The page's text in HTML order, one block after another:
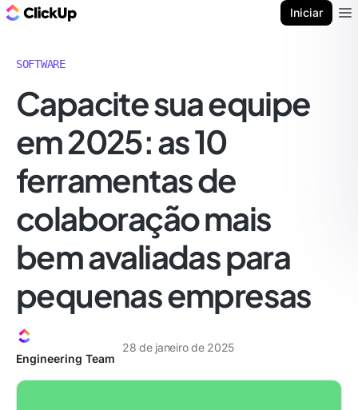
Iniciar
SOFTWARE
Capacite sua equipe
em 2025: as 10
ferramentas de
colaboração mais
bem avaliadas para
pequenas empresas
Engineering Team
28 de janeiro de 2025